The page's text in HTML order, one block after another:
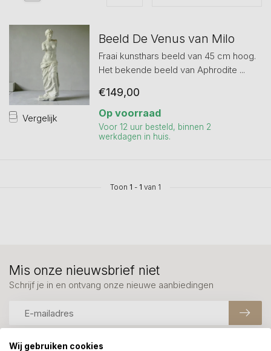
Vergelijk
Beeld De Venus van Milo
Fraai kunsthars beeld van 45 cm hoog.
Het bekende beeld van Aphrodite ...
€149,00
Op voorraad
Voor 12 uur besteld, binnen 2
werkdagen in huis.
Toon 1 - 1 van 1
Mis onze nieuwsbrief niet
Schrijf je in en ontvang onze nieuwe aanbiedingen
Wij gebruiken cookies